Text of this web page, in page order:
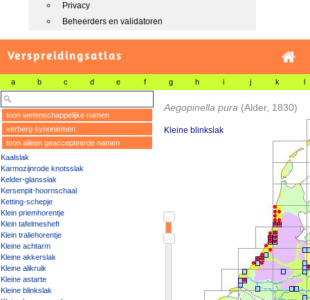
Privacy
Beheerders en validatoren
Verspreidingsatlas
a b c d e f g h i j k l
toon wetenschappelijke namen
verberg synoniemen
toon alleen geaccepteerde namen
Kaalslak
Karmozijnrode knotsslak
Kelder-glansslak
Kersenpit-hoornschaal
Ketting-schepje
Klein priemhorentje
Klein tafelmesheft
Klein traliehorentje
Kleine achtarm
Kleine akkerslak
Kleine alikruik
Kleine astarte
Kleine blinkslak
Aegopinella pura (Alder, 1830)
Kleine blinkslak